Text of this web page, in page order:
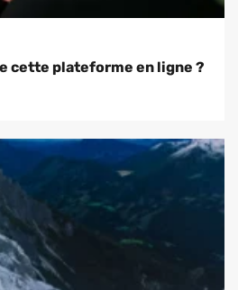
cette plateforme en ligne ?